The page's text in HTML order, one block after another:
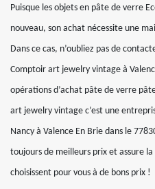
Puisque les objets en pâte de verre
nouveau, son achat nécessite une
Dans ce cas, n’oubliez pas de
Comptoir art jewelry vintage à
opérations d’achat pâte de verre
art jewelry vintage c’est une
Nancy à Valence En Brie dans le
toujours de meilleurs prix et assure
choisissent pour vous à de bons prix !